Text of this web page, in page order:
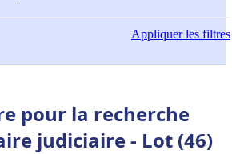
Appliquerles filtres
pour la recherche
judiciaire - Lot (46)